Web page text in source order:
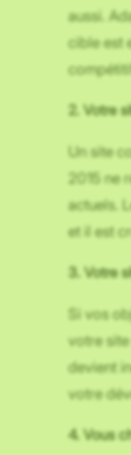
aussi.
cible est
2. Votre
Un site
2015
actuels.
et il est
3. Votre
Si vos
votre
devient
votre
4. Vous